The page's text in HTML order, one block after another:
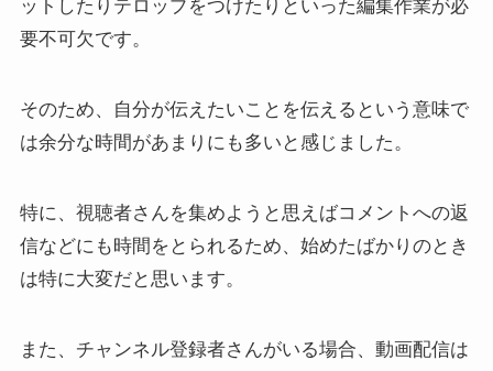
ットしたりテロップをつけたりといった編集作業が必
要不可欠です。
そのため、自分が伝えたいことを伝えるという意味で
は余分な時間があまりにも多いと感じました。
特に、視聴者さんを集めようと思えばコメントへの返
信などにも時間をとられるため、始めたばかりのとき
は特に大変だと思います。
また、チャンネル登録者さんがいる場合、動画配信は